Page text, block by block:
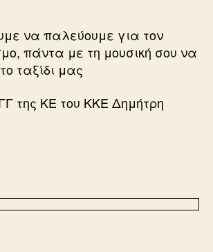
να παλεύουμε για τον
πάντα με τη μουσική σου να
ταξίδι μας
της ΚΕ του ΚΚΕ Δημήτρη